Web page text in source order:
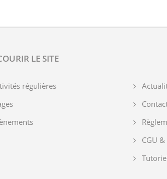
LE SITE
régulières
CGU &